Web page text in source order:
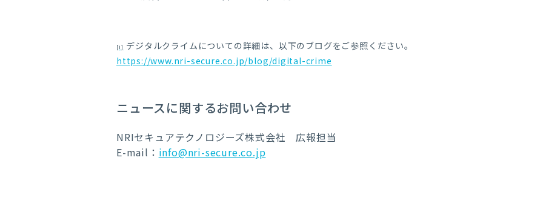
[i] デジタルクライムについての詳細は、以下のブログをご参照ください。
https://www.nri-secure.co.jp/blog/digital-crime
ニュースに関するお問い合わせ
NRIセキュアテクノロジーズ株式会社 広報担当
E-mail： info@nri-secure.co.jp